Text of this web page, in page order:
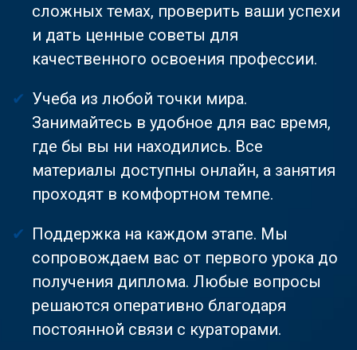
сложных темах, проверить ваши успехи
и дать ценные советы для
качественного освоения профессии.
Учеба из любой точки мира.
Занимайтесь в удобное для вас время,
где бы вы ни находились. Все
материалы доступны онлайн, а занятия
проходят в комфортном темпе.
Поддержка на каждом этапе. Мы
сопровождаем вас от первого урока до
получения диплома. Любые вопросы
решаются оперативно благодаря
постоянной связи с кураторами.